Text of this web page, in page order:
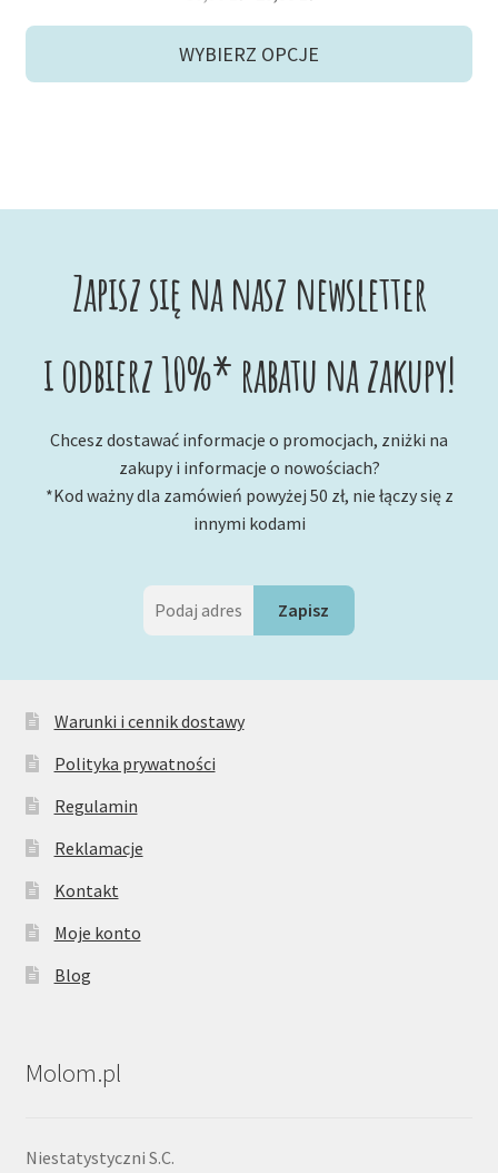
wynosiła:wynosi:
WYBIERZ OPCJE
Zapisz się na nasz newsletter
i odbierz 10%* rabatu na zakupy!
Chcesz dostawać informacje o promocjach, zniżki na
zakupy i informacje o nowościach?
*Kod ważny dla zamówień powyżej 50 zł, nie łączy się z
innymi kodami
Warunki i cennik dostawy
Polityka prywatności
Regulamin
Reklamacje
Kontakt
Moje konto
Blog
Molom.pl
Niestatystyczni S.C.